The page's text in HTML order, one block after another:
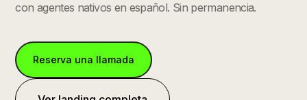
con agentes nativos en español. Sin permanencia.
Reserva una llamada